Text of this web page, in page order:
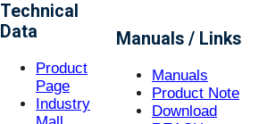
Technical
Data
Product
Page
Industry
Manuals / Links
Manuals
Product Note
Download